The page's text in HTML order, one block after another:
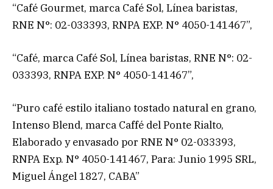
“Café Gourmet, marca Café Sol, Línea baristas,
RNE N°: 02-033393, RNPA EXP. N° 4050-141467”,
“Café, marca Café Sol, Línea baristas, RNE N°: 02-
033393, RNPA EXP. N° 4050-141467”,
“Puro café estilo italiano tostado natural en grano,
Intenso Blend, marca Caffé del Ponte Rialto,
Elaborado y envasado por RNE N° 02-033393,
RNPA Exp. N° 4050-141467, Para: Junio 1995 SRL,
Miguel Ángel 1827, CABA”